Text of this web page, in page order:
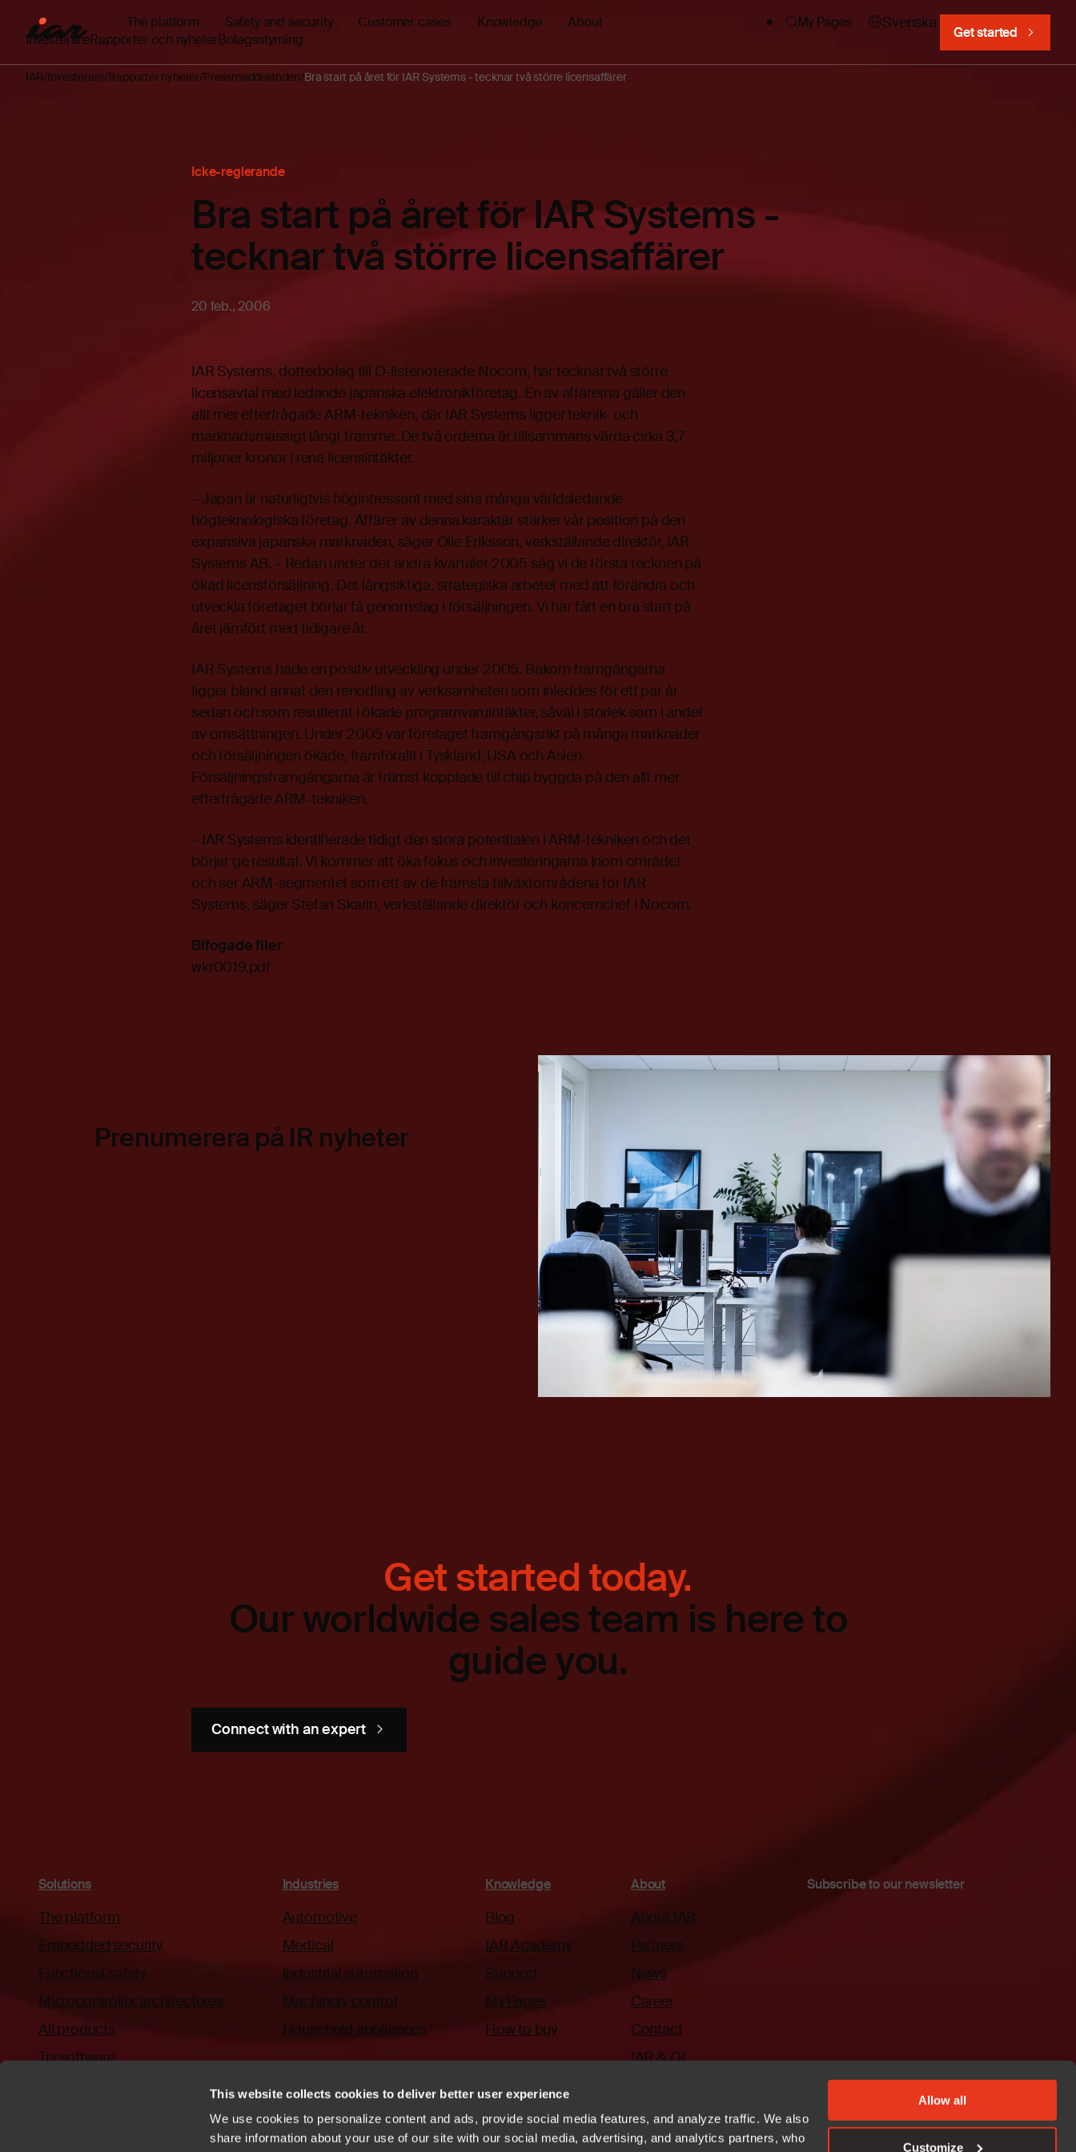
This website collects cookies to deliver better user experience
We use cookies to personalize content and ads, provide social media features, and analyze traffic. We also
share information about your use of our site with our social media, advertising, and analytics partners, who
Allow all
Customize
The platform Safety and security Customer cases Knowledge About My Pages Svenska
Get started
InvesterareRapporter och nyheterBolagsstyrning
IAR Investerare Rapporter nyheter Pressmeddelanden Bra start på året för IAR Systems - tecknar två större licensaffärer
Icke-reglerande
Bra start på året för IAR Systems -
tecknar två större licensaffärer
20 feb., 2006
IAR Systems, dotterbolag till O-listenoterade Nocom, har tecknat två större
licensavtal med ledande japanska elektronikföretag. En av affärerna gäller den
allt mer efterfrågade ARM-tekniken, där IAR Systems ligger teknik- och
marknadsmässigt långt framme. De två orderna är tillsammans värda cirka 3,7
miljoner kronor i rena licensintäkter.
– Japan är naturligtvis högintressant med sina många världsledande
högteknologiska företag. Affärer av denna karaktär stärker vår position på den
expansiva japanska marknaden, säger Olle Eriksson, verkställande direktör, IAR
Systems AB. – Redan under det andra kvartalet 2005 såg vi de första tecknen på
ökad licensförsäljning. Det långsiktiga, strategiska arbetet med att förändra och
utveckla företaget börjar få genomslag i försäljningen. Vi har fått en bra start på
året jämfört med tidigare år.
IAR Systems hade en positiv utveckling under 2005. Bakom framgångarna
ligger bland annat den renodling av verksamheten som inleddes för ett par år
sedan och som resulterat i ökade programvaruintäkter, såväl i storlek som i andel
av omsättningen. Under 2005 var företaget framgångsrikt på många marknader
och försäljningen ökade, framförallt i Tyskland, USA och Asien.
Försäljningsframgångarna är främst kopplade till chip byggda på den allt mer
efterfrågade ARM-tekniken.
– IAR Systems identifierade tidigt den stora potentialen i ARM-tekniken och det
börjar ge resultat. Vi kommer att öka fokus och investeringarna inom området
och ser ARM-segmentet som ett av de främsta tillväxtområdena för IAR
Systems, säger Stefan Skarin, verkställande direktör och koncernchef i Nocom.
Bifogade filer
wkr0019.pdf
Prenumerera på IR nyheter
Get started today.
Our worldwide sales team is here to
guide you.
Connect with an expert
Solutions
The platform
Embedded security
Functional safety
Microcontroller architectures
All products
Try software
Industries
Automotive
Medical
Industrial automation
Machinery control
Household appliances
Knowledge
Blog
IAR Academy
Support
My Pages
How to buy
About
About IAR
Partners
News
Career
Contact
IAR & Qt
Subscribe to our newsletter